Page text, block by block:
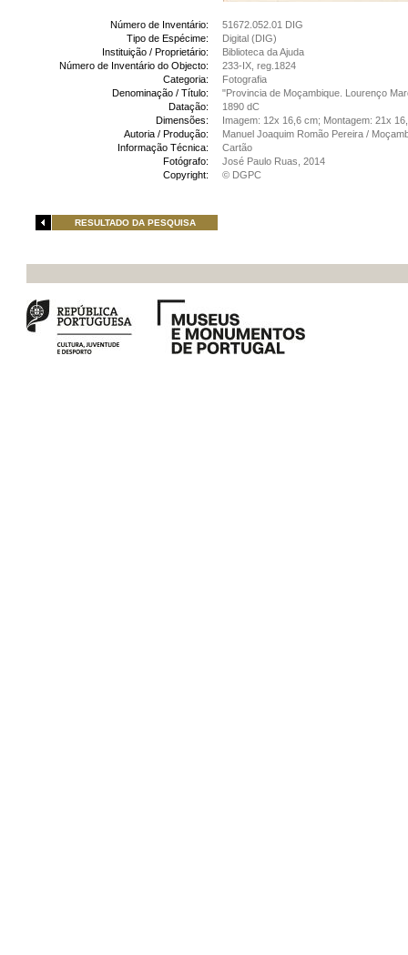
Número de Inventário:
51672.052.01 DIG
Tipo de Espécime:
Digital (DIG)
Instituição / Proprietário:
Biblioteca da Ajuda
Número de Inventário do Objecto:
233-IX, reg.1824
Categoria:
Fotografia
Denominação / Título:
"Provincia de Moçambique. Lourenço
Datação:
1890 dC
Dimensões:
Imagem: 12x 16,6 cm; Montagem: 21x
Autoria / Produção:
Manuel Joaquim Romão Pereira /
Informação Técnica:
Cartão
Fotógrafo:
José Paulo Ruas, 2014
Copyright:
© DGPC
RESULTADO DA PESQUISA